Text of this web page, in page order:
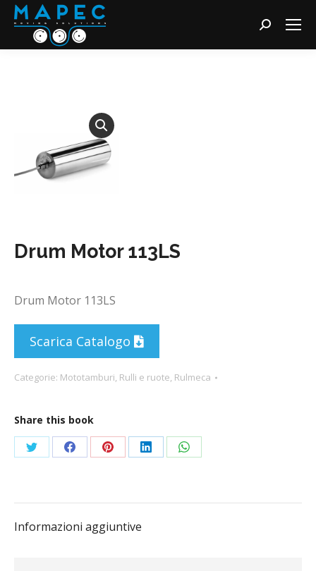
Cerca:
Drum Motor 113LS
Drum Motor 113LS
Scarica Catalogo
Categorie: Mototamburi, Rulli e ruote, Rulmeca
Share this book
Condividi
Twitter
Condividi
Facebook
Condividi
Pinterest
Condividi
LinkedIn
Condividi
WhatsApp
Informazioni aggiuntive